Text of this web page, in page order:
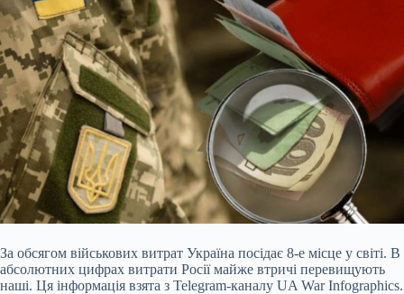
За обсягом військових витрат Україна посідає 8-е місце у світі. В
абсолютних цифрах витрати Росії майже втричі перевищують
наші. Ця інформація взята з Telegram-каналу UA War Infographics.